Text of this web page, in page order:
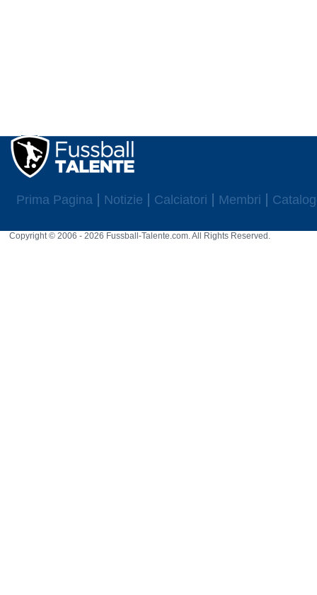
Prima Pagina Notizie Calciatori Membri
Copyright © 2006 - 2026 Fussball-Talente.com. All Rights Reserved.